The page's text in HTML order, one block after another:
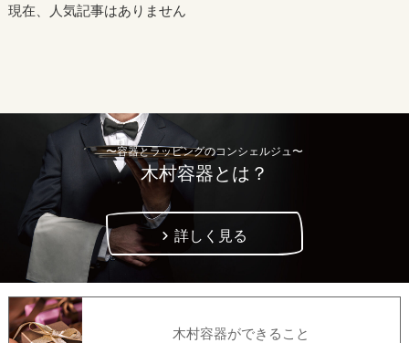
現在、人気記事はありません
〜容器とラッピングのコンシェルジュ〜
木村容器とは？
詳しく見る
木村容器ができること